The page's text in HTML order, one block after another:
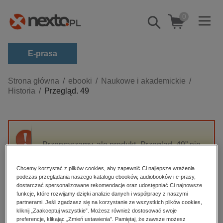
Pokaż/schowaj
wyszukiwarkę
0
E-prasa
Kategorie
Zobacz wszystkie E-prasa
budownictwo, aranżacja wnętrz
darmowe wydania
edukacja
hobby, sport, rozrywka
komputery, internet, technologie, informatyka
Strona główna ebooki
Naukowe i akademickie
Historia
Przegląd. 49
Przepraszamy, ale produkt „Przegląd. 49” nie
High-contrast mode
Polecane
Chcemy korzystać z plików cookies, aby zapewnić Ci najlepsze wrażenia
podczas przeglądania naszego katalogu ebooków, audiobooków i e-prasy,
dostarczać spersonalizowane rekomendacje oraz udostępniać Ci najnowsze
funkcje, które rozwijamy dzięki analizie danych i współpracy z naszymi
partnerami. Jeśli zgadzasz się na korzystanie ze wszystkich plików cookies,
kliknij „Zaakceptuj wszystkie”. Możesz również dostosować swoje
preferencje, klikając „Zmień ustawienia”. Pamiętaj, że zawsze możesz